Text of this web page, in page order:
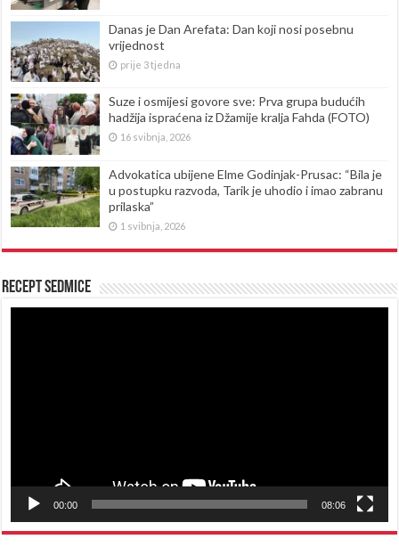
Danas je Dan Arefata: Dan koji nosi posebnu
vrijednost
prije 3 tjedna
Suze i osmijesi govore sve: Prva grupa budućih
hadžija ispraćena iz Džamije kralja Fahda (FOTO)
16 svibnja, 2026
Advokatica ubijene Elme Godinjak-Prusac: “Bila je
u postupku razvoda, Tarik je uhodio i imao zabranu
prilaska”
1 svibnja, 2026
Recept sedmice
00:00 08:06